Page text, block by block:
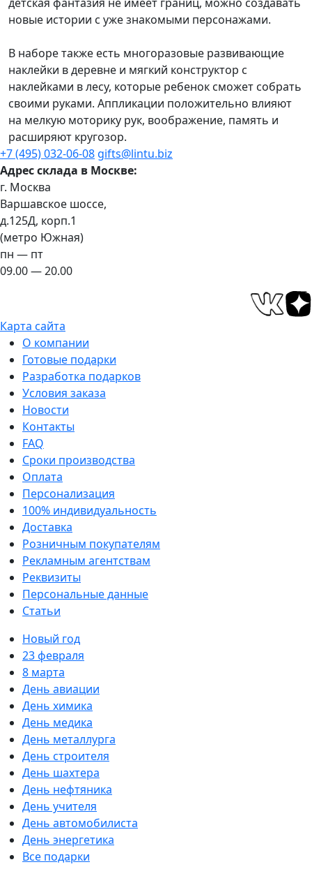
новые истории с уже знакомыми персонажами.
В наборе также есть многоразовые развивающие
наклейки в деревне и мягкий конструктор с
наклейками в лесу, которые ребенок сможет собрать
своими руками. Аппликации положительно влияют
на мелкую моторику рук, воображение, память и
расширяют кругозор.
+7 (495) 032-06-08 gifts@lintu.biz
Адрес склада в Москве:
г. Москва
Варшавское шоссе,
д.125Д, корп.1
(метро Южная)
пн — пт
09.00 — 20.00
Карта сайта
О компании
Готовые подарки
Разработка подарков
Условия заказа
Новости
Контакты
FAQ
Сроки производства
Оплата
Персонализация
100% индивидуальность
Доставка
Розничным покупателям
Рекламным агентствам
Реквизиты
Персональные данные
Статьи
Новый год
23 февраля
8 марта
День авиации
День химика
День медика
День металлурга
День строителя
День шахтера
День нефтяника
День учителя
День автомобилиста
День энергетика
Все подарки